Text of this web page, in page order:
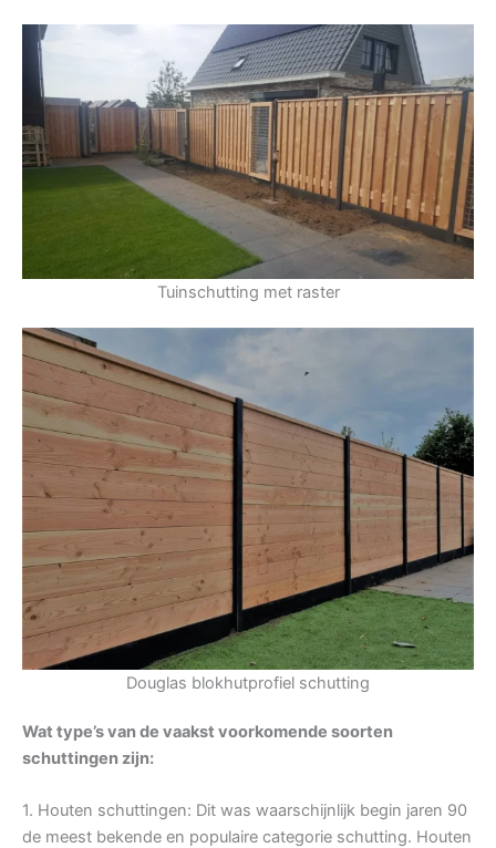
Tuinschutting met raster
Douglas blokhutprofiel schutting
Wat type’s van de vaakst voorkomende soorten
schuttingen zijn:
1. Houten schuttingen: Dit was waarschijnlijk begin jaren 90
de meest bekende en populaire categorie schutting. Houten